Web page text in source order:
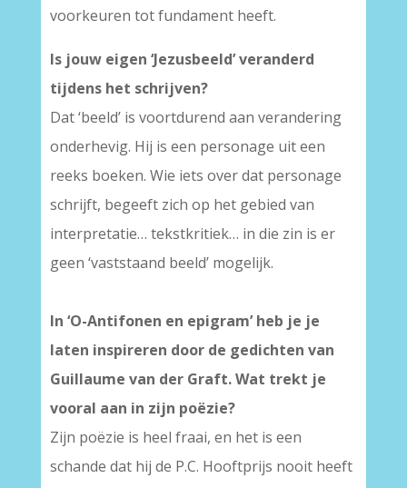
voorkeuren tot fundament heeft.
Is jouw eigen ‘Jezusbeeld’ veranderd
tijdens het schrijven?
Dat ‘beeld’ is voortdurend aan verandering
onderhevig. Hij is een personage uit een
reeks boeken. Wie iets over dat personage
schrijft, begeeft zich op het gebied van
interpretatie… tekstkritiek… in die zin is er
geen ‘vaststaand beeld’ mogelijk.
In ‘O-Antifonen en epigram’ heb je je
laten inspireren door de gedichten van
Guillaume van der Graft. Wat trekt je
vooral aan in zijn poëzie?
Zijn poëzie is heel fraai, en het is een
schande dat hij de P.C. Hooftprijs nooit heeft